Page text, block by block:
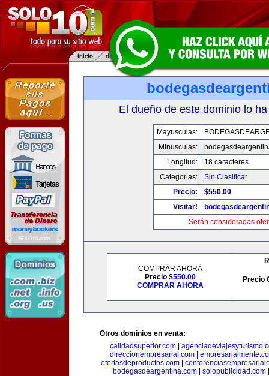
El dueño de este dominio lo
Mayusculas:
Minusculas:
Longitud:
18 caracteres
Categorias:
Sin Clasificar
Precio:
$550.00
Visitar!
Serán consideradas
COMPRAR AHORA
Precio $550.00
COMPRAR AHORA
Precio
Otros dominios en venta:
calidadsuperior.com|
direccionempresarial.com
ofertasdeproductos.com|
bodegasdeargentina.com| solopublicidad.com